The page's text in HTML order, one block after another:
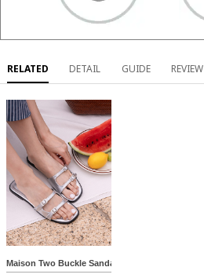
RELATED DETAIL GUIDE REVIEW
Maison Two Buckle Sandals